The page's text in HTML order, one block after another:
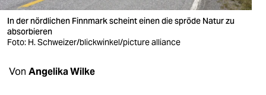
verlag
verlag
shop
In der nördlichen Finnmark scheint einen die spröde Natur zu
absorbieren
Foto: H. Schweizer/blickwinkel/picture alliance
Von Angelika Wilke